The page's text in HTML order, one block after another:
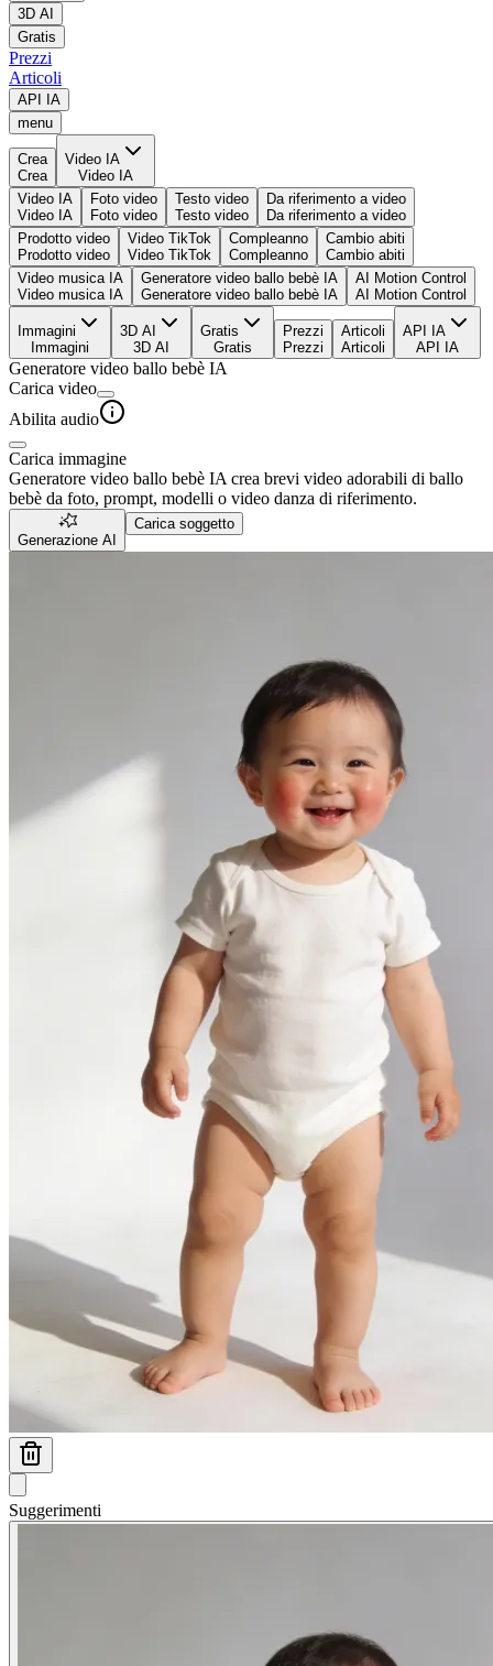
3D AI
Gratis
Prezzi
Articoli
API IA
menu
Crea
Crea
Video IA
Video IA
Video IA
Video IA
Foto video
Foto video
Testo video
Testo video
Da riferimento a video
Da riferimento a video
Prodotto video
Prodotto video
Video TikTok
Video TikTok
Compleanno
Compleanno
Cambio abiti
Cambio abiti
Video musica IA
Video musica IA
Generatore video ballo bebè IA
Generatore video ballo bebè IA
AI Motion Control
AI Motion Control
Immagini
Immagini
3D AI
3D AI
Gratis
Gratis
Prezzi
Prezzi
Articoli
Articoli
API IA
API IA
Generatore video ballo bebè IA
Carica video
Abilita audio
Carica immagine
Generatore video ballo bebè IA crea brevi video adorabili di ballo
bebè da foto, prompt, modelli o video danza di riferimento.
Generazione AI
Carica soggetto
Suggerimenti